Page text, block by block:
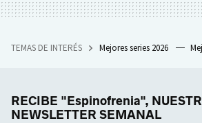
TEMAS DE INTERÉS Mejores series 2026
RECIBE "Espinofrenia",
NEWSLETTER SEMANAL